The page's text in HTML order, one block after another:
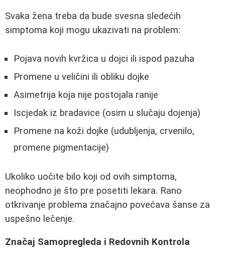
Svaka žena treba da bude svesna sledećih
simptoma koji mogu ukazivati na problem:
Pojava novih kvržica u dojci ili ispod pazuha
Promene u veličini ili obliku dojke
Asimetrija koja nije postojala ranije
Iscjedak iz bradavice (osim u slučaju dojenja)
Promene na koži dojke (udubljenja, crvenilo,
promene pigmentacije)
Ukoliko uočite bilo koji od ovih simptoma,
neophodno je što pre posetiti lekara. Rano
otkrivanje problema značajno povećava šanse za
uspešno lečenje.
Značaj Samopregleda i Redovnih Kontrola